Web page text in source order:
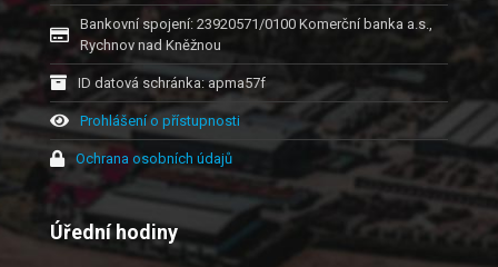
Bankovní spojení: 23920571/0100 Komerční banka a.s.,
Rychnov nad Kněžnou
ID datová schránka: apma57f
Prohlášení o přístupnosti
Ochrana osobních údajů
Úřední hodiny